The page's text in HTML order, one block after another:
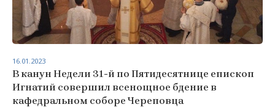
В канун Недели 31-й по Пятидесятнице епископ
Игнатий совершил всенощное бдение в
кафедральном соборе Череповца
16.01.2023